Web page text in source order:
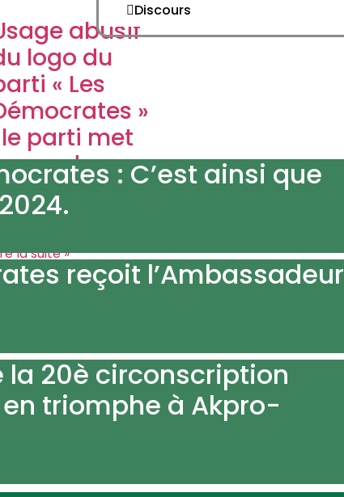
abusif
logo du
« Les
»
le parti met
garde
les
dérives
la suite »
Discours
: C’est ainsi que
reçoit l’Ambassadeur
20è circonscription
triomphe à Akpro-